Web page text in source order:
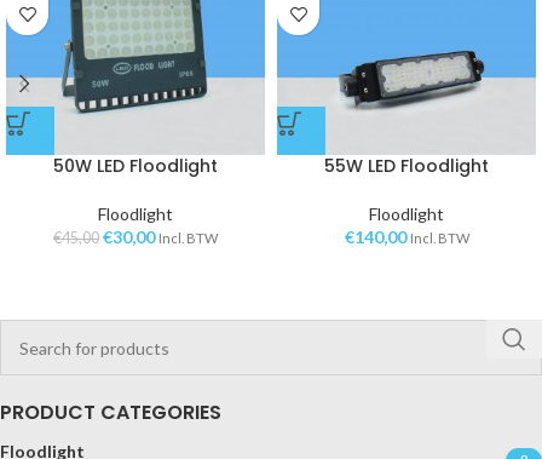
50W LED Floodlight
Floodlight
€45,00 €30,00 Incl. BTW
55W LED Floodlight
Floodlight
€140,00 Incl. BTW
PRODUCT CATEGORIES
Floodlight